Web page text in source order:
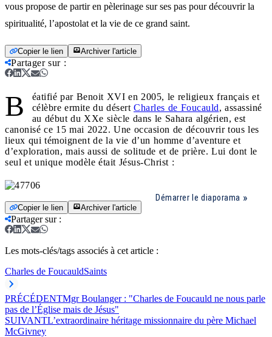
vous propose de partir en pèlerinage sur ses pas pour découvrir la
spiritualité, l’apostolat et la vie de ce grand saint.
Copier le lien Archiver l'article
Partager sur:
B
éatifié par Benoit XVI en 2005, le religieux français et
célèbre ermite du désert Charles de Foucauld, assassiné
au début du XXe siècle dans le Sahara algérien, est
canonisé ce 15 mai 2022. Une occasion de découvrir tous les
lieux qui témoignent de la vie d’un homme d’aventure et
d’exploration, mais aussi de solitude et de prière. Lui dont le
seul et unique modèle était Jésus-Christ :
Démarrer le diaporama
Copier le lien Archiver l'article
Partager sur:
Les mots-clés/tags associés à cet article :
Charles de FoucauldSaints
PRÉCÉDENTMgr Boulanger : "Charles de Foucauld ne nous parle
pas de l’Église mais de Jésus"
SUIVANTL’extraordinaire héritage missionnaire du père Michael
McGivney